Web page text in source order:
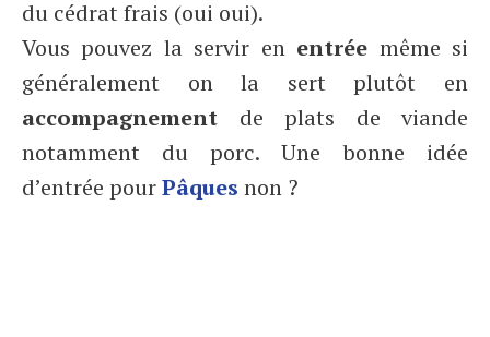
du cédrat frais (oui oui).
Vous pouvez la servir en entrée même si
généralement on la sert plutôt en
accompagnement de plats de viande
notamment du porc. Une bonne idée
d’entrée pourPâques non ?